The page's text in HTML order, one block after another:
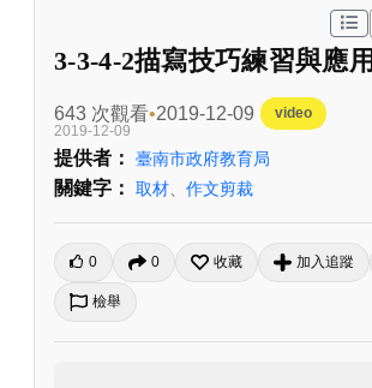
3-3-4-2描寫技巧練習與應用
643 次觀看 2019-12-09
video
2019-12-09
提供者： 臺南市政府教育局
關鍵字： 取材 作文剪裁
0 0 收藏 加入追蹤
檢舉